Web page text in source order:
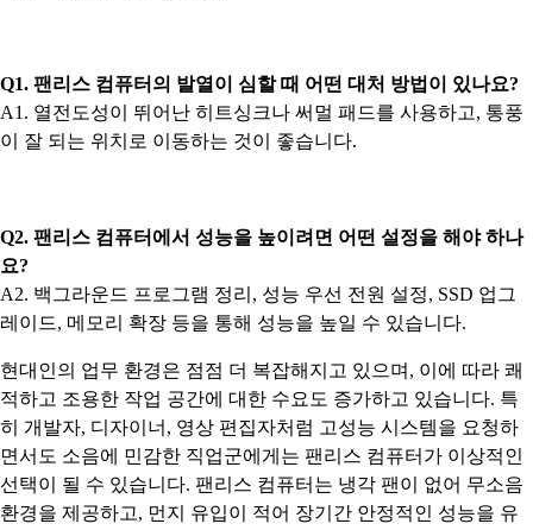
Q1. 팬리스 컴퓨터의 발열이 심할 때 어떤 대처 방법이 있나요?
A1. 열전도성이 뛰어난 히트싱크나 써멀 패드를 사용하고, 통풍
이 잘 되는 위치로 이동하는 것이 좋습니다.
Q2. 팬리스 컴퓨터에서 성능을 높이려면 어떤 설정을 해야 하나
요?
A2. 백그라운드 프로그램 정리, 성능 우선 전원 설정, SSD 업그
레이드, 메모리 확장 등을 통해 성능을 높일 수 있습니다.
현대인의 업무 환경은 점점 더 복잡해지고 있으며, 이에 따라 쾌
적하고 조용한 작업 공간에 대한 수요도 증가하고 있습니다. 특
히 개발자, 디자이너, 영상 편집자처럼 고성능 시스템을 요청하
면서도 소음에 민감한 직업군에게는 팬리스 컴퓨터가 이상적인
선택이 될 수 있습니다. 팬리스 컴퓨터는 냉각 팬이 없어 무소음
환경을 제공하고, 먼지 유입이 적어 장기간 안정적인 성능을 유